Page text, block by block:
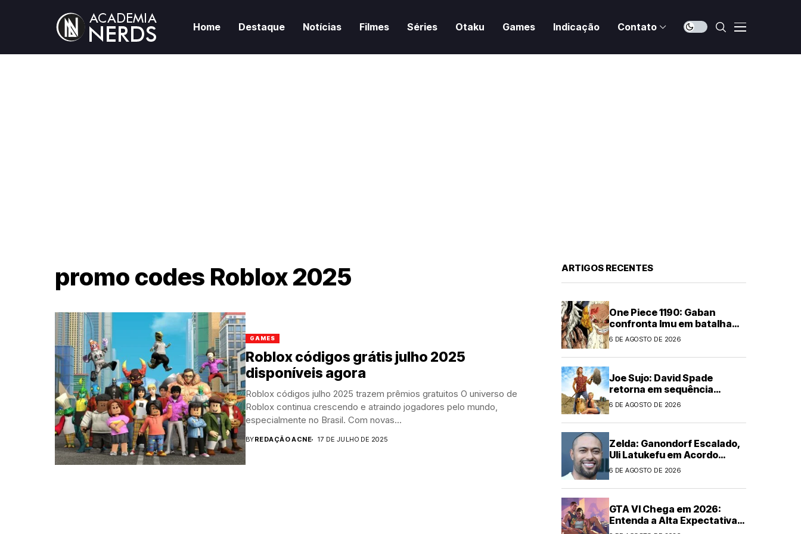
Home Destaque Notícias Filmes Séries Otaku Games Indicação Contato
promo codes Roblox 2025
GAMES
Roblox códigos grátis julho 2025
disponíveis agora
Roblox códigos julho 2025 trazem prêmios gratuitos O universo de
Roblox continua crescendo e atraindo jogadores pelo mundo,
especialmente no Brasil. Com novas...
BYREDAÇÃO ACNE 17 DE JULHO DE 2025
ARTIGOS RECENTES
One Piece 1190: Gaban
confronta Imu em batalha
épica
6 DE AGOSTO DE 2026
Joe Sujo: David Spade
retorna em sequência
animada
6 DE AGOSTO DE 2026
Zelda: Ganondorf Escalado,
Uli Latukefu em Acordo
Multi-filmes
6 DE AGOSTO DE 2026
GTA VI Chega em 2026:
Entenda a Alta Expectativa
Global